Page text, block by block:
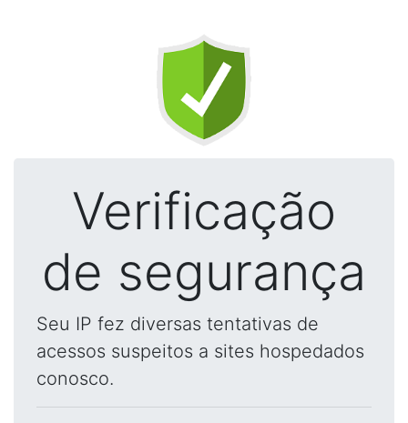
Verificação
de segurança
Seu IP fez diversas tentativas de
acessos suspeitos a sites hospedados
conosco.